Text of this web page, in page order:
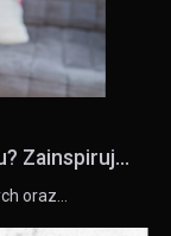
Zainspiruj...
oraz…